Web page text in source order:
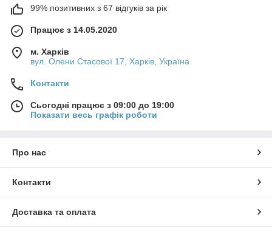
99% позитивних з 67 відгуків за рік
Працює з 14.05.2020
м. Харків
вул. Олени Стасової 17, Харків, Україна
Контакти
Сьогодні працює з 09:00 до 19:00
Показати весь графік роботи
Про нас
Контакти
Доставка та оплата